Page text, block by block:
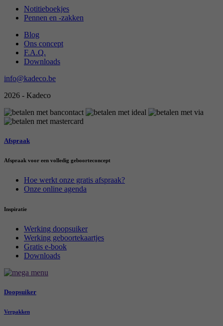
Notitieboekjes
Pennen en -zakken
Blog
Ons concept
F.A.Q.
Downloads
info@kadeco.be
2026 - Kadeco
Afspraak
Afspraak voor een volledig geboorteconcept
Hoe werkt onze gratis afspraak?
Onze online agenda
Inspiratie
Werking doopsuiker
Werking geboortekaartjes
Gratis e-book
Downloads
Doopsuiker
Verpakken